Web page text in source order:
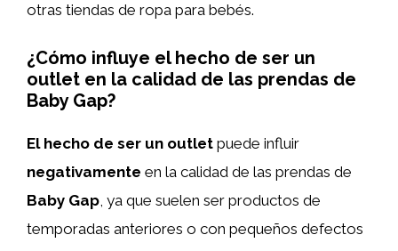
otras tiendas de ropa para bebés.
¿Cómo influye el hecho de ser un
outlet en la calidad de las prendas de
Baby Gap?
El hecho de ser un outlet puede influir
negativamente en la calidad de las prendas de
Baby Gap , ya que suelen ser productos de
temporadas anteriores o con pequeños defectos